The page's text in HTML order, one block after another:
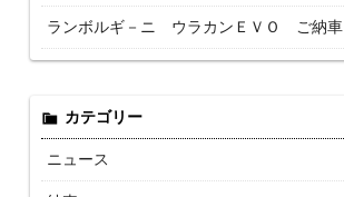
ランボルギ－ニ ウラカンＥＶＯ ご納車
カテゴリー
ニュース